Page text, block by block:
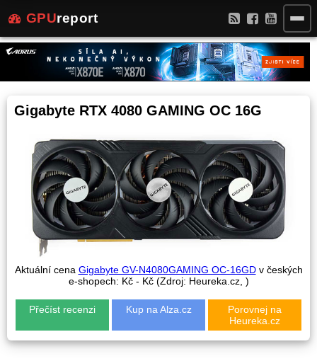
GPUreport
Gigabyte RTX 4080 GAMING OC 16G
Aktuální cena Gigabyte GV-N4080GAMING OC-16GDv českých
e-shopech: Kč - Kč (Zdroj: Heureka.cz, )
Přečíst recenzi Kup na Alza.cz
Porovnej na
Heureka.cz